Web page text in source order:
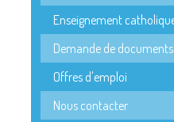
Enseignement
Demande de documents
Offres d'emploi
Nous contacter